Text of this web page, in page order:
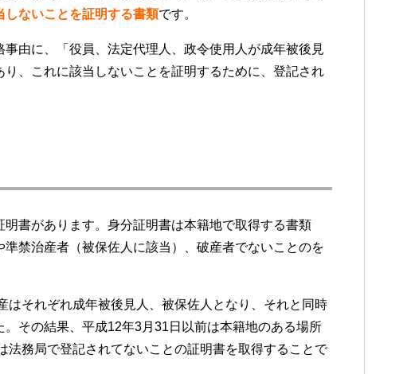
しないことを証明する書類です。
由に、「役員、法定代理人、政令使用人が成年被後見
、これに該当しないことを証明するために、登記され
書があります。身分証明書は本籍地で取得する書類
禁治産者（被保佐人に該当）、破産者でないことのを
はそれぞれ成年被後見人、被保佐人となり、それと同時
その結果、平成12年3月31日以前は本籍地のある場所
法務局で登記されてないことの証明書を取得することで